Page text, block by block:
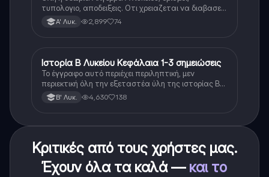
τυπολογιο, αποδειξεις. Οτι χρειαζεται να διαβασεις
για το θεωρητικο κομματι της αλγεβρας.
Α' Λυκ. 2,899 74
Ιστορία
Ιστορία Β Λυκείου Κεφάλαια 1-3 σημειώσεις
Το έγγραφο αυτό περιέχει περιληπτική, μεν
περιεκτική όλη την εξεταστέα ύλη της ιστορίας Β
λυκείου για τα πρώτα 3 Κεφάλαια, δηλαδή την
μισή ύλη. Το έγγραφο έχει γραφτεί με προσοχή και
Β' Λυκ. 4,630 138
Κριτικές από τους χρήστες μας.
Έχουν όλα τα καλά — και το